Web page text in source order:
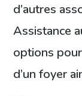
d’autres
Assistance
options
d’un foyer